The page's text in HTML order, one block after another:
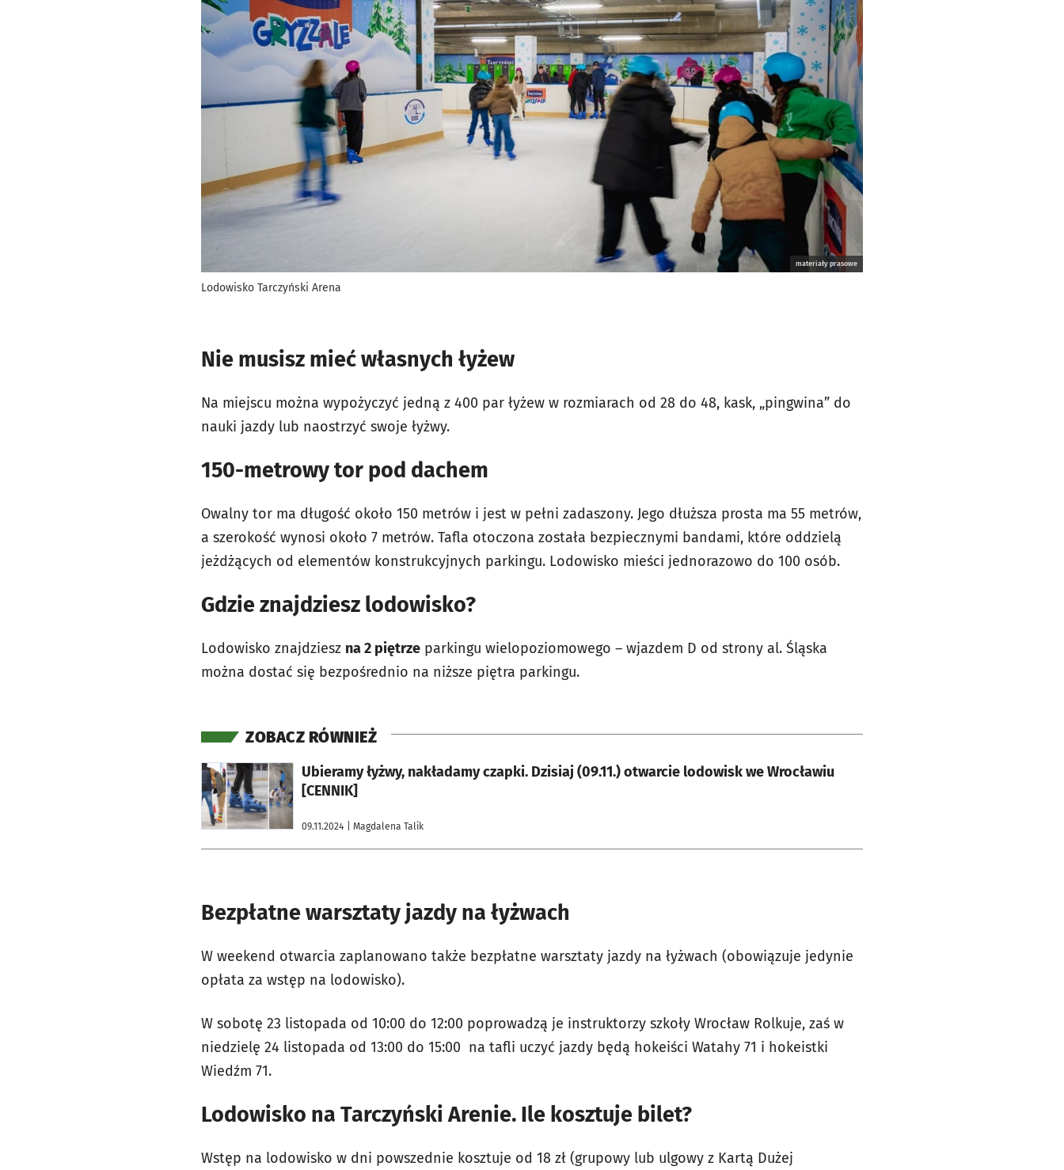
materiały prasowe
Lodowisko Tarczyński Arena
Nie musisz mieć własnych łyżew
Na miejscu można wypożyczyć jedną z 400 par łyżew w rozmiarach od 28 do 48, kask, „pingwina” do
nauki jazdy lub naostrzyć swoje łyżwy.
150-metrowy tor pod dachem
Owalny tor ma długość około 150 metrów i jest w pełni zadaszony. Jego dłuższa prosta ma 55 metrów,
a szerokość wynosi około 7 metrów. Tafla otoczona została bezpiecznymi bandami, które oddzielą
jeżdżących od elementów konstrukcyjnych parkingu. Lodowisko mieści jednorazowo do 100 osób.
Gdzie znajdziesz lodowisko?
Lodowisko znajdziesz na 2 piętrze parkingu wielopoziomowego – wjazdem D od strony al. Śląska
można dostać się bezpośrednio na niższe piętra parkingu.
ZOBACZ RÓWNIEŻ
Ubieramy łyżwy, nakładamy czapki. Dzisiaj (09.11.) otwarcie lodowisk we Wrocławiu
[CENNIK]
09.11.2024 | Magdalena Talik
otworzy się w nowej karcie
Bezpłatne warsztaty jazdy na łyżwach
W weekend otwarcia zaplanowano także bezpłatne warsztaty jazdy na łyżwach (obowiązuje jedynie
opłata za wstęp na lodowisko).
W sobotę 23 listopada od 10:00 do 12:00 poprowadzą je instruktorzy szkoły Wrocław Rolkuje, zaś w
niedzielę 24 listopada od 13:00 do 15:00 na tafli uczyć jazdy będą hokeiści Watahy 71 i hokeistki
Wiedźm 71.
Lodowisko na Tarczyński Arenie. Ile kosztuje bilet?
Wstęp na lodowisko w dni powszednie kosztuje od 18 zł (grupowy lub ulgowy z Kartą Dużej